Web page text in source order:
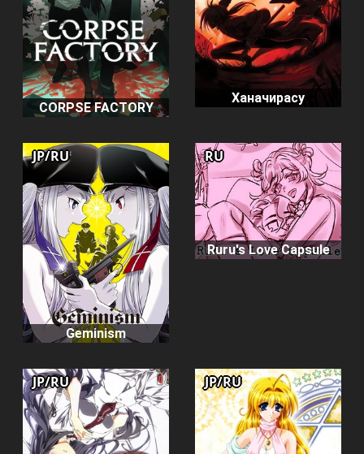
CORPSE FACTORY
Ханачирасу
Geminism
JP/RU
Ruru's Love Capsule
RU
JP/RU JP/RU